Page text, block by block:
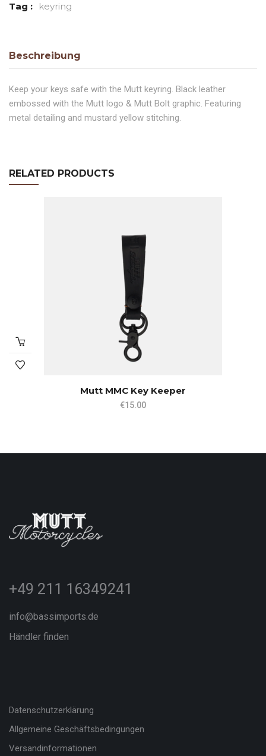
Tag :
keyring
Beschreibung
Keep your keys safe with the Mutt keyring. Black leather
embossed with the Mutt logo & Mutt Bolt graphic. Featuring
metal detailing and mustard yellow stitching.
RELATED PRODUCTS
Mutt MMC Key Keeper
€15.00
+49 211 16349241
info@bassimports.de
Händler finden
Datenschutzerklärung
Allgemeine Geschäftsbedingungen
Versandinformationen